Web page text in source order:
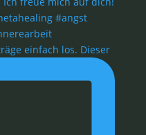
einfach los. Dieser